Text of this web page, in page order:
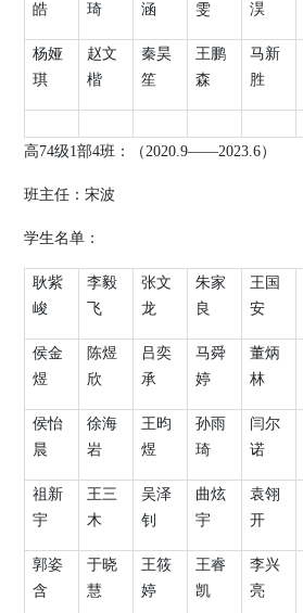
皓
琦
涵
雯
淏
杨娅
琪
赵文
楷
秦昊
笙
王鹏
森
马新
胜
高74级1部4班：（2020.9——2023.6）
班主任：宋波
学生名单：
耿紫
峻
李毅
飞
张文
龙
朱家
良
王国
安
侯金
煜
陈煜
欣
吕奕
承
马舜
婷
董炳
林
侯怡
晨
徐海
岩
王昀
煜
孙雨
琦
闫尔
诺
祖新
宇
王三
木
吴泽
钊
曲炫
宇
袁翎
开
郭姿
含
于晓
慧
王筱
婷
王睿
凯
李兴
亮